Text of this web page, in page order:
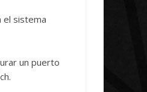
el sistema
un puerto